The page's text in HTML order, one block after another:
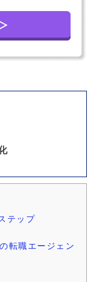
テップ
転職エージェン